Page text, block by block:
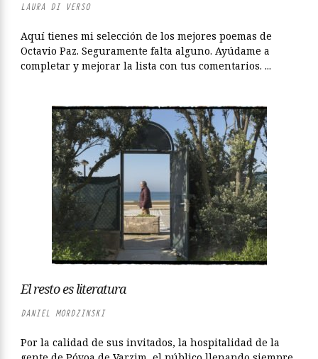
LAURA DI VERSO
Aquí tienes mi selección de los mejores poemas de
Octavio Paz. Seguramente falta alguno. Ayúdame a
completar y mejorar la lista con tus comentarios. ...
El resto es literatura
DANIEL MORDZINSKI
Por la calidad de sus invitados, la hospitalidad de la